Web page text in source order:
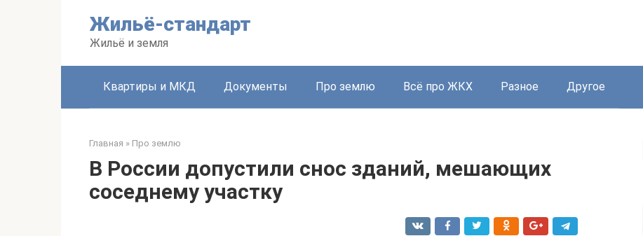
Жильё-стандарт
Жильё и земля
Квартиры и МКД Документы Про землю Всё про ЖКХ Разное Другое
Главная » Про землю
В России допустили снос зданий, мешающих
соседнему участку